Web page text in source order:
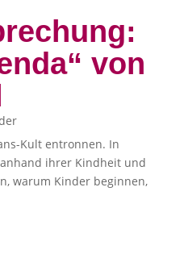
von
Kult entronnen. In
ihrer Kindheit und
warum Kinder beginnen,